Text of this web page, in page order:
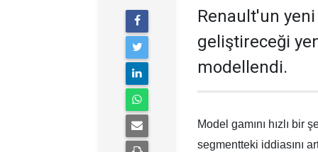
Renault'un
geliştireceği
modellendi.
Model gamını hızlı
segmentteki iddiasını